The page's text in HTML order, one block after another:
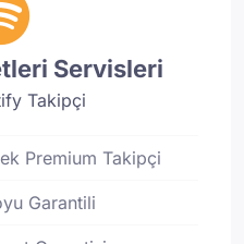
Servisleri
Takipçi
Premium Takipçi
Garantili